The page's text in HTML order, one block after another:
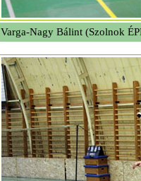
Varga-Nagy Bálint (Szolnok